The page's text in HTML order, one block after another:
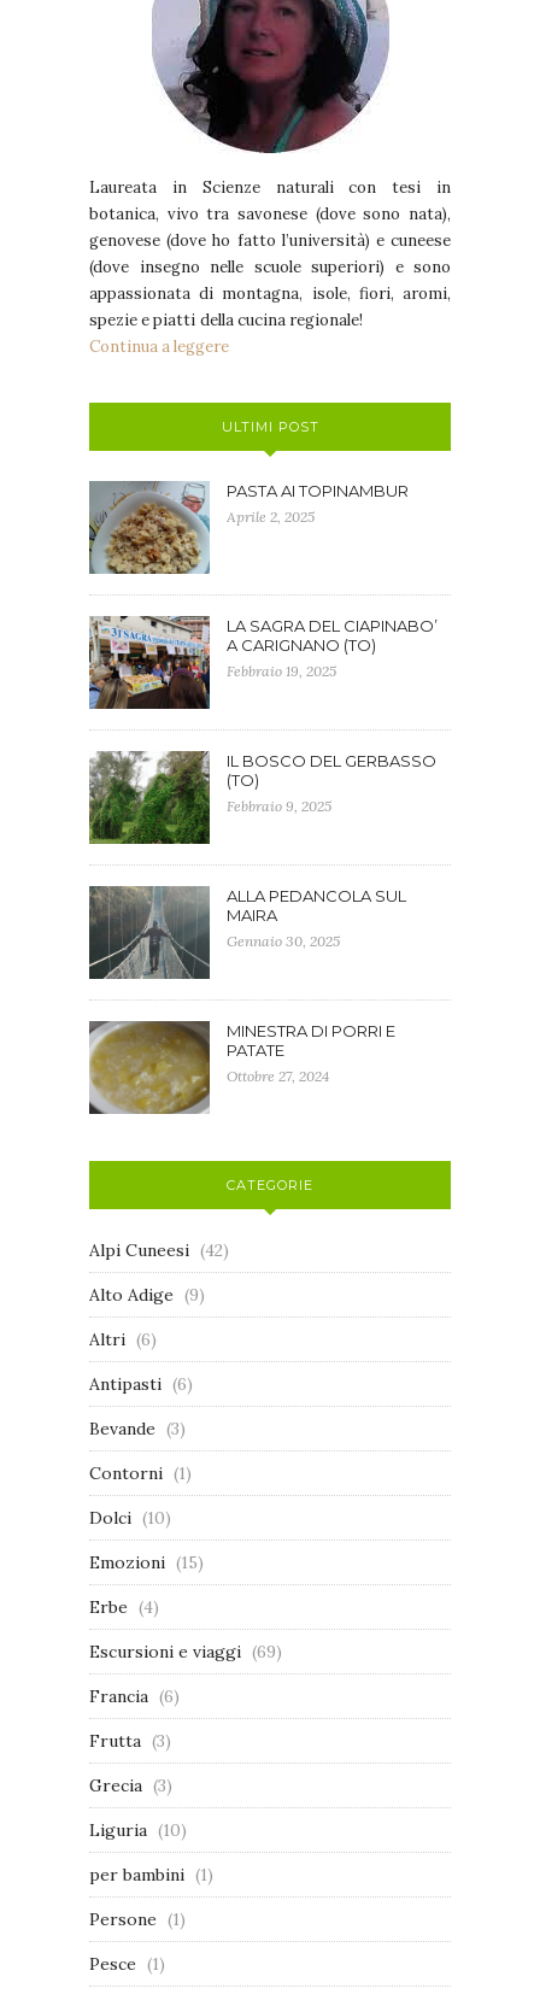
Laureata in Scienze naturali con tesi in
botanica, vivo tra savonese (dove sono nata),
genovese (dove ho fatto l’università) e cuneese
(dove insegno nelle scuole superiori) e sono
appassionata di montagna, isole, fiori, aromi,
spezie e piatti della cucina regionale!
Continua a leggere
ULTIMI POST
PASTA AI TOPINAMBUR
Aprile 2, 2025
LA SAGRA DEL CIAPINABO’
A CARIGNANO (TO)
Febbraio 19, 2025
IL BOSCO DEL GERBASSO
(TO)
Febbraio 9, 2025
ALLA PEDANCOLA SUL
MAIRA
Gennaio 30, 2025
MINESTRA DI PORRI E
PATATE
Ottobre 27, 2024
CATEGORIE
Alpi Cuneesi (42)
Alto Adige (9)
Altri (6)
Antipasti (6)
Bevande (3)
Contorni (1)
Dolci (10)
Emozioni (15)
Erbe (4)
Escursioni e viaggi (69)
Francia (6)
Frutta (3)
Grecia (3)
Liguria (10)
per bambini (1)
Persone (1)
Pesce (1)